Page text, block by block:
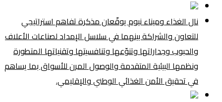
نال الغذاء وميناء نيوم يوقّعان مذكرة تفاهم استراتيجي
للتعاون والشراكة بينهما في سلاسل الإمداد لصناعات الأعلاف
والحبوب وجداراتها وتنوّعها وتنافسيتها وتقنياتها المتطورة
ونظمها البيئية المتقدمة والوصول المرن للأسواق بما يساهم
في تحقيق الأمن الغذائي الوطني والإقليمي.